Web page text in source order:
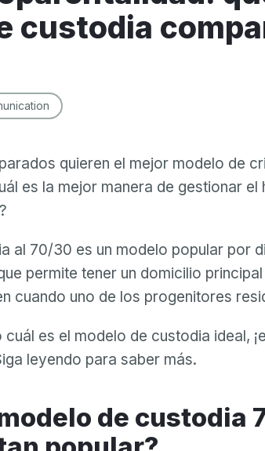
custodia
quieren el mejor modelo de
es la mejor manera de gestionar el
al 70/30 es un modelo popular por
permite tener un domicilio
cuando uno de los progenitores
es el modelo de custodia ideal,
leyendo para saber más.